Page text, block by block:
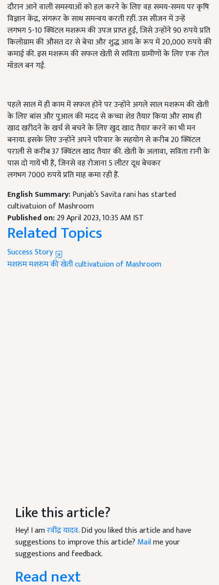
दौरान आने वाली समस्याओं को हल करने के लिए वह समय-समय पर कृषि
विज्ञान केंद्र,संगरूर के साथ समन्वय करती रहीं. उस सीजन में उन्हें
लगभग5-10क्विंटल मशरूम की उपज प्राप्त हुई,जिसे उन्होंने90रुपये प्रति
किलोग्राम की औसत दर से बेचा और शुद्ध आय के रूप में20,000रुपये की
कमाई की. इस मशरूम की सफल खेती से सविता ग्रामीणों के लिए एक रोल
मॉडल बन गई.
पहले साल में ही काम में सफल होने पर उन्होंने अगले साल मशरूम की खेती
के लिए बांस और पुआल की मदद से कच्चा शेड तैयार किया और साथ ही
खाद खरीदने के खर्च से बचने के लिए खुद खाद तैयार करने का भी मन
बनाया. इसके लिए उन्होंने अपने परिवार के सहयोग से करीब20क्विंटल
पराली से करीब37क्विंटल खाद तैयार की. खेती के अलावा,सविता रानी के
पास दो गायें भी हैं,जिनसे वह रोजाना5लीटर दूध बेचकर
लगभग7000रुपये प्रति माह कमा रही हैं.
English Summary:Punjab’s Savita rani has started
cultivatuion of Mashroom
Published on:29 April 2023, 10:35 AM IST
Related Topics
Success Story
मशरुममशरुम की खेतीcultivatuion of Mashroom
Like this article?
Hey! I amरवींद्र यादव. Did you liked this article and have
suggestions to improve this article? Mailme your
suggestions and feedback.
Read next